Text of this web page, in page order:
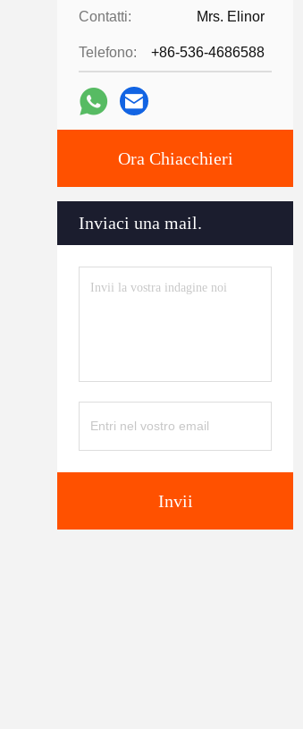
Contatti: Mrs. Elinor
Telefono: +86-536-4686588
Ora Chiacchieri
Inviaci una mail.
Invii